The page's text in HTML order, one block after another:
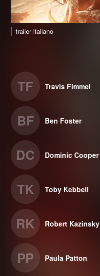
trailer italiano
TF Travis Fimmel
BF Ben Foster
DC Dominic Cooper
TK Toby Kebbell
RK Robert Kazinsky
PP Paula Patton